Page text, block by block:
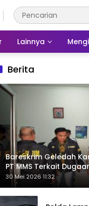
Lainnya
Berita
Bareskrim Geledah
PT MMS Terkait
Ekspor Sawit
30 Mei 2026 11:32